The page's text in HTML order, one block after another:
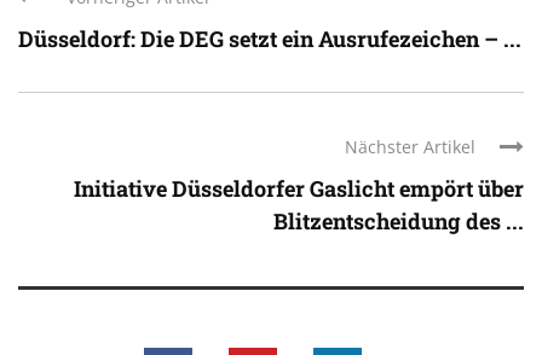
Düsseldorf: Die DEG setzt ein Ausrufezeichen – ...
Nächster Artikel
Initiative Düsseldorfer Gaslicht empört über
Blitzentscheidung des ...